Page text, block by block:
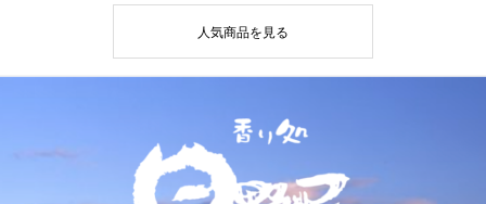
人気商品を見る